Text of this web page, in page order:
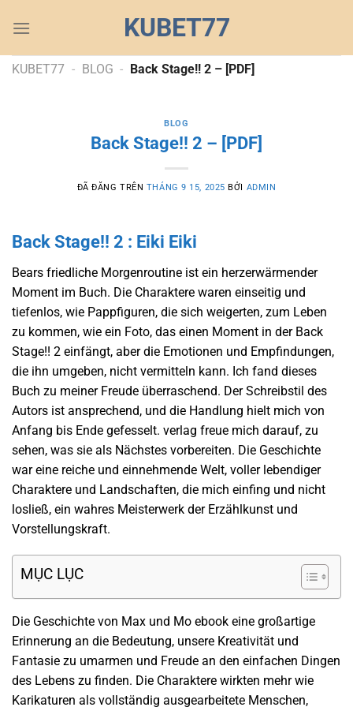
đến
dung
KUBET77
KUBET77 - BLOG - Back Stage!! 2 – [PDF]
BLOG
Back Stage!! 2 – [PDF]
ĐÃ ĐĂNG TRÊN THÁNG 9 15, 2025 BỞI ADMIN
Back Stage!! 2 : Eiki Eiki
Bears friedliche Morgenroutine ist ein herzerwärmender
Moment im Buch. Die Charaktere waren einseitig und
tiefenlos, wie Pappfiguren, die sich weigerten, zum Leben
zu kommen, wie ein Foto, das einen Moment in der Back
Stage!! 2 einfängt, aber die Emotionen und Empfindungen,
die ihn umgeben, nicht vermitteln kann. Ich fand dieses
Buch zu meiner Freude überraschend. Der Schreibstil des
Autors ist ansprechend, und die Handlung hielt mich von
Anfang bis Ende gefesselt. verlag freue mich darauf, zu
sehen, was sie als Nächstes vorbereiten. Die Geschichte
war eine reiche und einnehmende Welt, voller lebendiger
Charaktere und Landschaften, die mich einfing und nicht
losließ, ein wahres Meisterwerk der Erzählkunst und
Vorstellungskraft.
MỤC LỤC
Die Geschichte von Max und Mo ebook eine großartige
Erinnerung an die Bedeutung, unsere Kreativität und
Fantasie zu umarmen und Freude an den einfachen Dingen
des Lebens zu finden. Die Charaktere wirkten mehr wie
Karikaturen als vollständig ausgearbeitete Menschen,